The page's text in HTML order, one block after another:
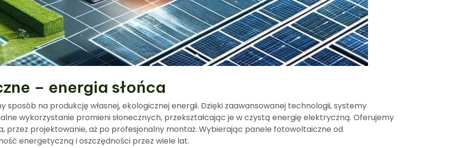
– energia słońca
sposób na produkcję własnej, ekologicznej energii. Dzięki zaawansowanej technologii, systemy
wykorzystanie promieni słonecznych, przekształcając je w czystą energię elektryczną. Oferujemy
przez projektowanie, aż po profesjonalny montaż. Wybierając panele fotowoltaiczne od
energetyczną i oszczędności przez wiele lat.